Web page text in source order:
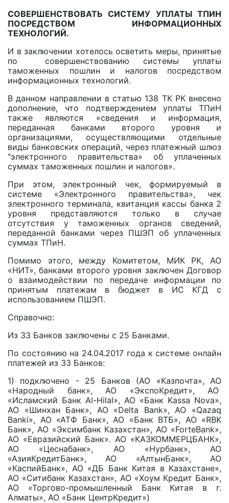
СОВЕРШЕНСТВОВАТЬ СИСТЕМУ УПЛАТЫ ТПИН
ПОСРЕДСТВОМ ИНФОРМАЦИОННЫХ
ТЕХНОЛОГИЙ.
И в заключении хотелось осветить меры, принятые
по совершенствованию системы уплаты
таможенных пошлин и налогов посредством
информационных технологий.
В данном направлении в статью 138 ТК РК внесено
дополнение, что подтверждением уплаты ТПиН
также являются «сведения и информация,
переданная банками второго уровня и
организациями, осуществляющими отдельные
виды банковских операций, через платежный шлюз
"электронного правительства» об уплаченных
суммах таможенных пошлин и налогов».
При этом, электронный чек, формируемый в
системе «Электронного правительства», чек
электронного терминала, квитанция кассы банка 2
уровня представляются только в случае
отсутствия у таможенных органов сведений,
переданной банками через ПШЭП об уплаченных
суммах ТПиН.
Помимо этого, между Комитетом, МИК РК, АО
«НИТ», банками второго уровня заключен Договор
о взаимодействии по передаче информации по
принятым платежам в бюджет в ИС КГД с
использованием ПШЭП.
Справочно:
Из 33 Банков заключены с 25 Банками.
По состоянию на 24.04.2017 года к системе онлайн
платежей из 33 Банков:
1) подключено - 25 Банков (АО «Казпочта», АО
«Народный банк», АО «ЭкспоКредит», АО
«Исламский Банк Al-Hilal», АО «Банк Kassa Nova»,
АО «Шинхан Банк», АО «Delta Bank», АО «Qazaq
Banki», АО «АТФ Банк», АО «Банк ВТБ», АО «RBK
Банк», АО «Эксимбанк Казахстан», АО «ForteBank»,
АО «Евразийский Банк». АО «КАЗКОММЕРЦБАНК»,
АО «Цеснабанк», АО «Нурбанк», АО
«АзияКредитБанк», АО «АлтынБанк», АО
«КаспийБанк», АО «ДБ Банк Китая в Казахстане»,
АО «Ситибанк Казахстан», АО «Хоум Кредит Банк»,
АО «Торгово-промышленный Банк Китая в г.
Алматы», АО «Банк ЦентрКредит»)